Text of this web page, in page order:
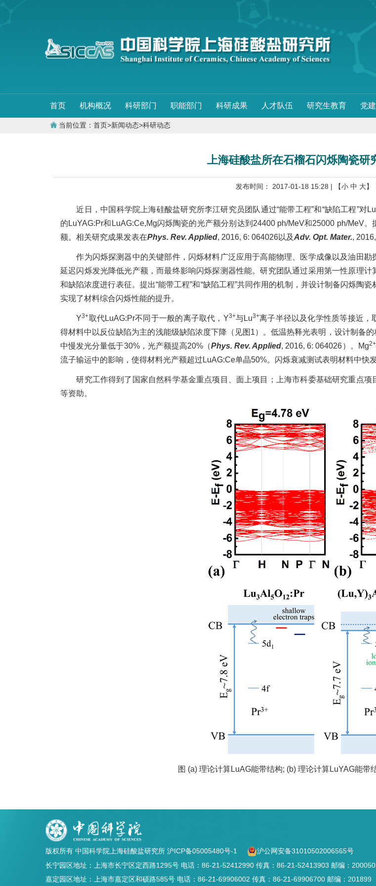
首页 机构概况 科研部门 职能部门 科研成果 人才队伍 研究生教育 党
当前位置： 首页>新闻动态>科研动态
上海硅酸盐所在石榴石闪烁陶瓷研
发布时间： 2017-01-18 15:28 | 【小 中 大】
近日，中国科学院上海硅酸盐研究所李江研究员团队通过“能带工程”和“缺陷工程”对
的 LuYAG:Pr和 LuAG:Ce,Mg闪烁陶瓷的光产额分别达到 24400 ph/MeV和25000 ph/MeV。
额。相关研究成果发表在Phys. Rev. Applied, 2016, 6: 064026以及Adv. Opt. Mater.,
作为闪烁探测器中的关键部件，闪烁材料广泛应用于高能物理、医学成像以及油田
延迟闪烁发光降低光产额，而最终影响闪烁探测器性能。研究团队通过采用第一性原理
和缺陷浓度进行表征。提出“能带工程”和“缺陷工程”共同作用的机制，并设计制备闪烁陶瓷
实现了材料综合闪烁性能的提升。
Y3+取代LuAG:Pr不同于一般的离子取代， Y3+与Lu3+离子半径以及化学性质等接近，
得材料中以反位缺陷为主的浅能级缺陷浓度下降（见图 1）。低温热释光表明，设计制备
中慢发光分量低于30%，光产额提高20%（Phys. Rev. Applied, 2016,6: 064026） 。 Mg2+
流子输运中的影响，使得材料光产额超过 LuAG:Ce单晶50%。闪烁衰减测试表明材料中快
研究工作得到了国家自然科学基金重点项目、面上项目；上海市科委基础研究重点项
等资助。
图 (a) 理论计算LuAG能带结构; (b) 理论计算LuYAG能带
版权所有 中国科学院上海硅酸盐研究所 沪ICP备05005480号-1
沪公网安备31010502006565号
长宁园区地址：上海市长宁区定西路1295号 电话：86-21-52412990 传真：86-21-52413903 邮编：200050
嘉定园区地址：上海市嘉定区和硕路585号 电话：86-21-69906002 传真：86-21-69906700 邮编：201899